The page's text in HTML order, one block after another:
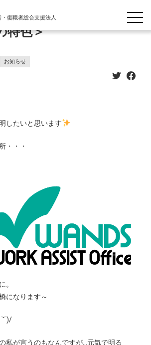
復職者総合支援法人
特色＞
お知らせ
したいと思います
・・・
。
になります～
私が言うのもなんですが…元気で明る